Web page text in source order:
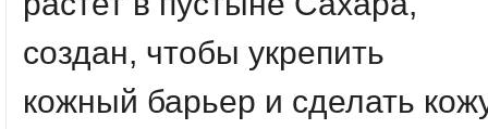
создан, чтобы укрепить
кожный барьер и сделать